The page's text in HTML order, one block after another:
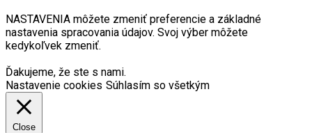
NASTAVENIA môžete zmeniť preferencie a základné
nastavenia spracovania údajov. Svoj výber môžete
kedykoľvek zmeniť.
Ďakujeme, že ste s nami.
Nastavenie cookies Súhlasím so všetkým
Close